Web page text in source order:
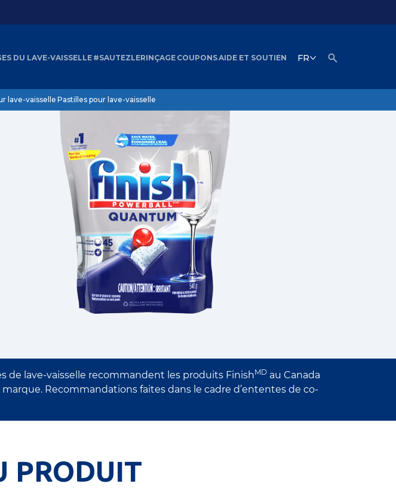
lave-vaissellePastilles pour lave-vaisselle
DU LAVE-VAISSELLE #SAUTEZLERINÇAGE COUPONSAIDE ET SOUTIEN FR
de lave-vaisselle recommandent les produits FinishMDau Canada
Recommandations faites dans le cadre d’ententes de co-
PRODUIT